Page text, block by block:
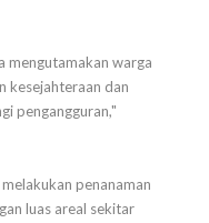
mengutamakan warga
kesejahteraan dan
pengangguran,"
penanaman
luas areal sekitar